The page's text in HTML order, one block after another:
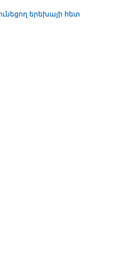
երեխայի հետ